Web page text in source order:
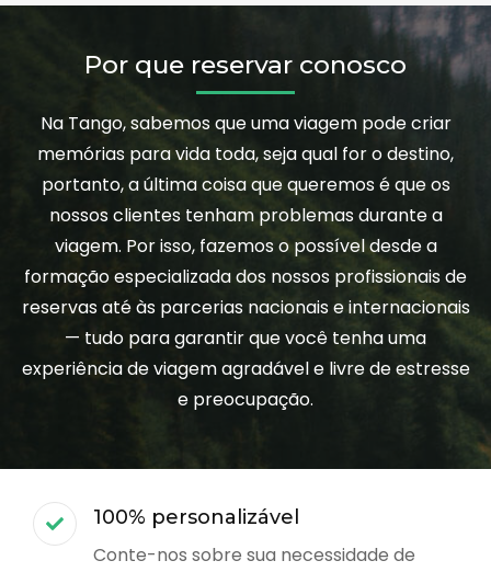
Por que reservar conosco
Na Tango, sabemos que uma viagem pode criar
memórias para vida toda, seja qual for o destino,
portanto, a última coisa que queremos é que os
nossos clientes tenham problemas durante a
viagem. Por isso, fazemos o possível desde a
formação especializada dos nossos profissionais de
reservas até às parcerias nacionais e internacionais
— tudo para garantir que você tenha uma
experiência de viagem agradável e livre de estresse
e preocupação.
100% personalizável
Conte-nos sobre sua necessidade de